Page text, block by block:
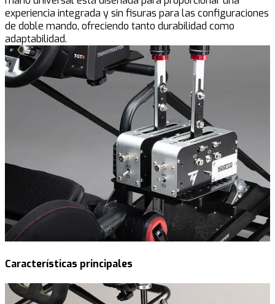
experiencia integrada y sin fisuras para las configuraciones
de doble mando, ofreciendo tanto durabilidad como
adaptabilidad.
Características principales